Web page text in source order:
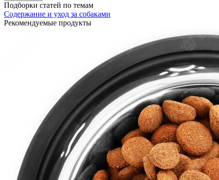
Подборки статей по темам
Содержание и уход за собаками
Рекомендуемые продукты